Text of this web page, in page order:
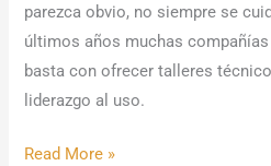
parezca obvio, no siempre se
últimos años muchas
basta con ofrecer talleres
liderazgo al uso.
Read More »